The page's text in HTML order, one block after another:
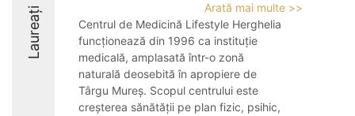
Laureați
Arată mai multe >>
Centrul de Medicină Lifestyle Herghelia
funcționează din 1996 ca instituție
medicală, amplasată într-o zonă
naturală deosebită în apropiere de
Târgu Mureș. Scopul centrului este
creșterea sănătății pe plan fizic, psihic,